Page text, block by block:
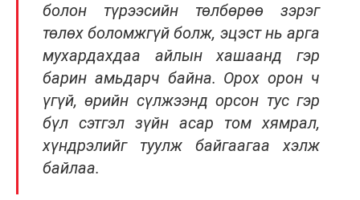
болон түрээсийн төлбөрөө зэрэг
төлөх боломжгүй болж, эцэст нь арга
мухардахдаа айлын хашаанд гэр
барин амьдарч байна. Орох орон ч
үгүй, өрийн сүлжээнд орсон тус гэр
бүл сэтгэл зүйн асар том хямрал,
хүндрэлийг туулж байгаагаа хэлж
байлаа.